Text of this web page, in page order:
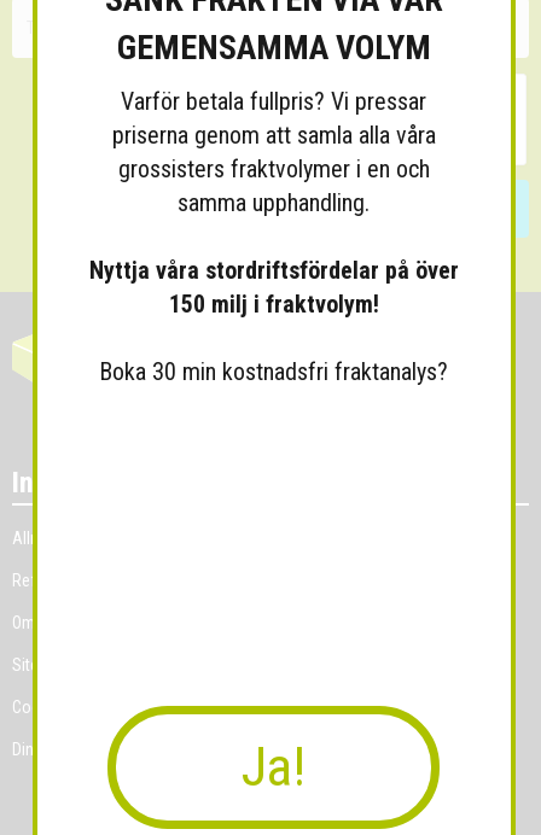
Information
Allmänna villkor
Referenskunder
Om Grossist.se
Sitemap
Cookies
Dina Cookie-prefenser
GEMENSAMMA VOLYM
Varför betala fullpris? Vi pressar
priserna genom att samla alla våra
grossisters fraktvolymer i en och
samma upphandling.
Nyttja våra stordriftsfördelar på över
150 milj i fraktvolym!
Boka 30 min kostnadsfri fraktanalys?
Ja!